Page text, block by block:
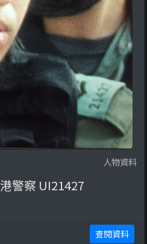
人物資料
警察 UI21427
查閱資料